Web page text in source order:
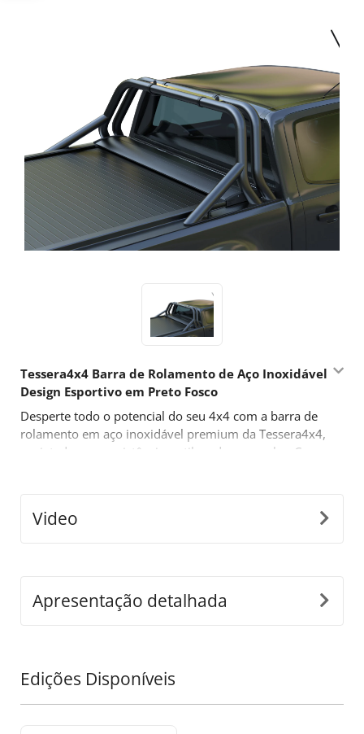
Tessera4x4 Barra de Rolamento de Aço Inoxidável
Design Esportivo em Preto Fosco
Desperte todo o potencial do seu 4x4 com a barra de
rolamento em aço inoxidável premium da Tessera4x4,
projetada para resistência, estilo e desempenho. Com
Características Principais:
difíceis, enquanto oferece uma aparência moderna e
design destacável se ajusta perfeitamente às
dimensões da caçamba do seu caminhão, garantindo
uma instalação segura e sem costura.
Video
Apresentação detalhada
Edições Disponíveis